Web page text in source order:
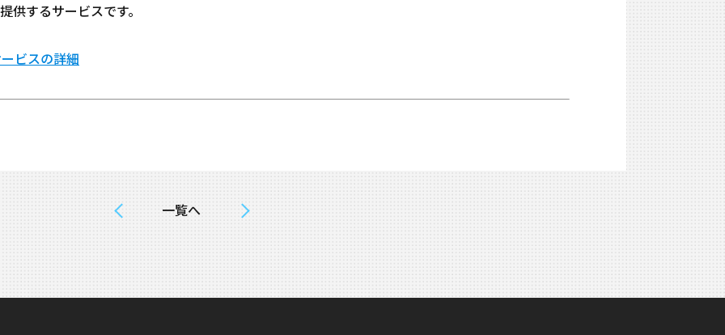
供するサービスです。
ビスの詳細
一覧へ